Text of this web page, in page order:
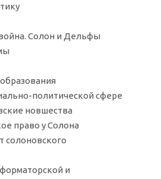
Солон и Дельфы
политической сфере
новшества
право у Солона
солоновского
и